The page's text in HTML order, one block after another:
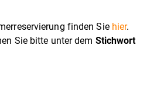
finden Sie hier.
Sie bitte unter dem Stichwort